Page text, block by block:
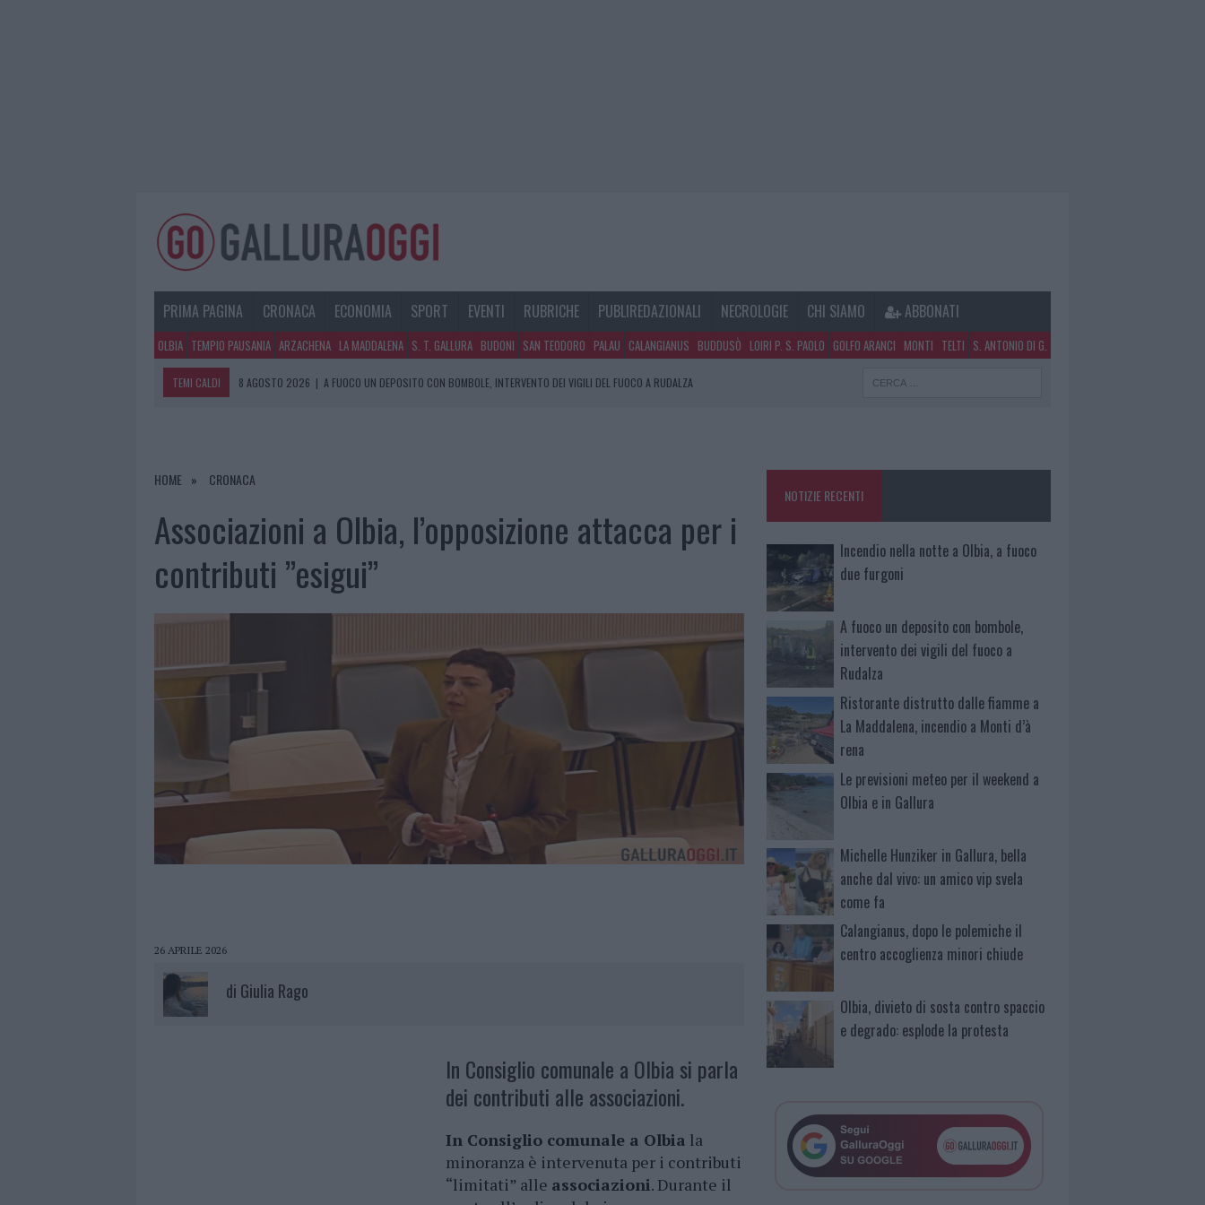
PRIMA PAGINA CRONACA ECONOMIA SPORT EVENTI RUBRICHE PUBLIREDAZIONALI NECROLOGIE CHI SIAMO ABBONATI
OLBIA TEMPIO PAUSANIA ARZACHENA LA MADDALENA S. T. GALLURA BUDONI SAN TEODORO PALAU CALANGIANUS BUDDUSÒ LOIRI P. S. PAOLO GOLFO ARANCI MONTI TELTI S. ANTONIO DI G.
TEMI CALDI 8 AGOSTO 2026 | A FUOCO UN DEPOSITO CON BOMBOLE, INTERVENTO DEI VIGILI DEL FUOCO A RUDALZA
7 AGOSTO 2026
|
HOME CRONACA
Associazioni a Olbia, l’opposizione attacca per i
contributi ”esigui”
26 APRILE 2026
di Giulia Rago
In Consiglio comunale a Olbia si parla
dei contributi alle associazioni.
In Consiglio comunale a Olbia la
minoranza è intervenuta per i contributi
“limitati” alle associazioni. Durante il
NOTIZIE RECENTI
Incendio nella notte a Olbia, a fuoco
due furgoni
A fuoco un deposito con bombole,
intervento dei vigili del fuoco a
Rudalza
Ristorante distrutto dalle fiamme a
La Maddalena, incendio a Monti d’à
rena
Le previsioni meteo per il weekend a
Olbia e in Gallura
Michelle Hunziker in Gallura, bella
anche dal vivo: un amico vip svela
come fa
Calangianus, dopo le polemiche il
centro accoglienza minori chiude
Olbia, divieto di sosta contro spaccio
e degrado: esplode la protesta